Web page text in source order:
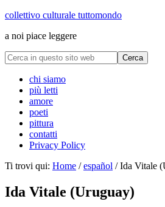
collettivo culturale tuttomondo
a noi piace leggere
chi siamo
più letti
amore
poeti
pittura
contatti
Privacy Policy
Ti trovi qui: Home / español /Ida Vitale
Ida Vitale (Uruguay)